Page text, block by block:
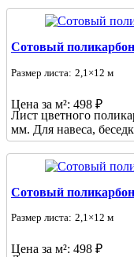
Сотовый
Размер листа: 2,1×12 м
Цена за м²: 498 ₽
Лист цветного
мм. Для навеса,
Сотовый
Размер листа: 2,1×12 м
Цена за м²: 498 ₽